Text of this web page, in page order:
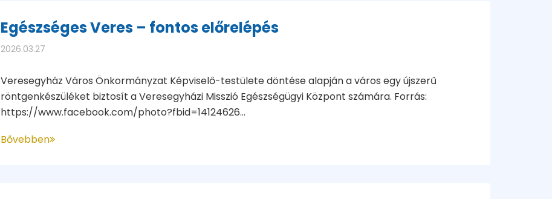
Egészséges Veres – fontos előrelépés
2026.03.27
Veresegyház Város Önkormányzat Képviselő-testülete döntése alapján a város egy újszerű
röntgenkészüléket biztosít a Veresegyházi Misszió Egészségügyi Központ számára. Forrás:
https://www.facebook.com/photo?fbid=14124626...
Bővebben